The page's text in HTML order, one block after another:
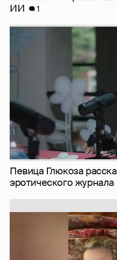
Певица Глюкоза
эротического журнала
Юлия Высоцкая